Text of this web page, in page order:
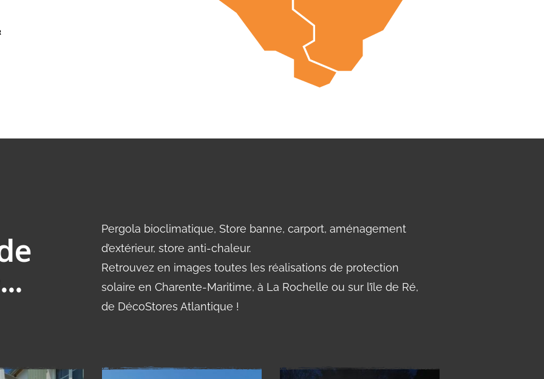
Pergola bioclimatique, Store banne, carport, aménagement
d’extérieur, store anti-chaleur.
Retrouvez en images toutes les réalisations de protection
solaire en Charente-Maritime, à La Rochelle ou sur l’île de Ré,
de DécoStores Atlantique !